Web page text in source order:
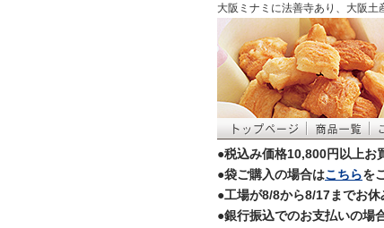
大阪ミナミに法善寺あり、大阪土
●税込み価格10,800円以上お
●袋ご購入の場合はこちらを
●工場が8/8から8/17までお
●銀行振込でのお支払いの場